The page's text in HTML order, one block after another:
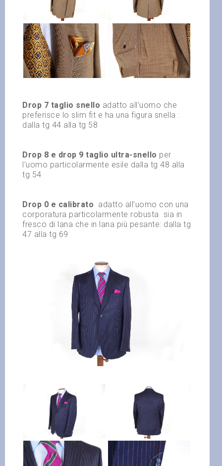
Drop 7 taglio snello adatto all’uomo che
preferisce lo slim fit e ha una figura snella :
dalla tg 44 alla tg 58
Drop 8 e drop 9 taglio ultra-snello per
l’uomo particolarmente esile dalla tg 48 alla
tg 54
Drop 0 e calibrato adatto all’uomo con una
corporatura particolarmente robusta
sia in
fresco di lana che in lana più pesante: dalla tg
47 alla tg 69